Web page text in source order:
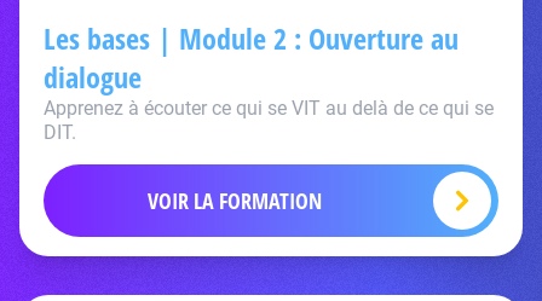
Les bases | Module 2 : Ouverture au
dialogue
Apprenez à écouter ce qui se VIT au delà de ce qui se
DIT.
VOIR LA FORMATION